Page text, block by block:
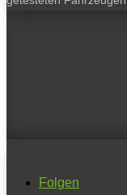
Folgen